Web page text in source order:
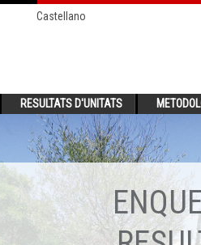
Castellano
RESULTATS D'UNITATS